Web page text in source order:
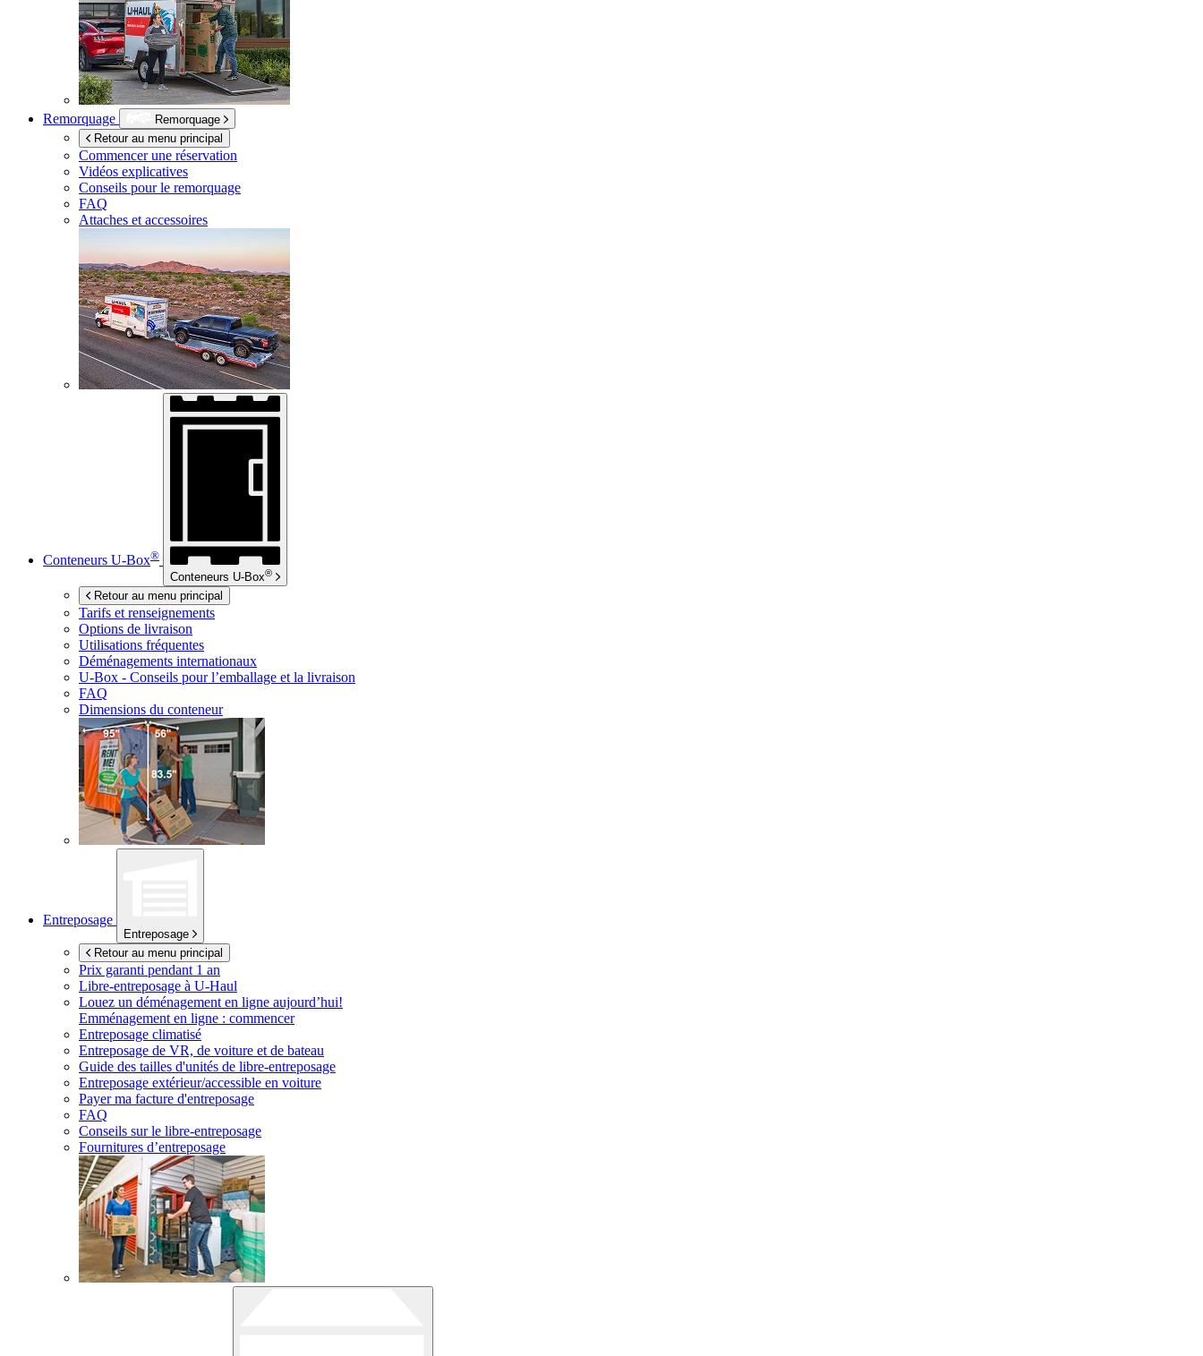
Remorquage
Remorquage
Retour au menu principal
Commencer une réservation
Vidéos explicatives
Conseils pour le remorquage
FAQ
Attaches et accessoires
Conteneurs U-Box®
Conteneurs U-Box®
Retour au menu principal
Tarifs et renseignements
Options de livraison
Utilisations fréquentes
Déménagements internationaux
U-Box - Conseils pour l’emballage et la livraison
FAQ
Dimensions du conteneur
Entreposage
Entreposage
Retour au menu principal
Prix garanti pendant 1 an
Libre-entreposage à U-Haul
Louez un déménagement en ligne aujourd’hui!
Emménagement en ligne : commencer
Entreposage climatisé
Entreposage de VR, de voiture et de bateau
Guide des tailles d'unités de libre-entreposage
Entreposage extérieur/accessible en voiture
Payer ma facture d'entreposage
FAQ
Conseils sur le libre-entreposage
Fournitures d’entreposage